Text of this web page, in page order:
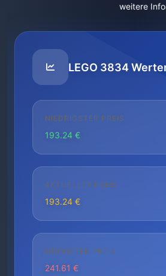
weitere
LEGO 3834
NIEDRIGSTER PREIS
193.24 €
AKTUELLER PREIS
193.24 €
HÖCHSTER PREIS
241.61 €